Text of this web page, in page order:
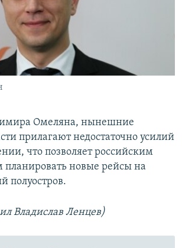
Омеляна, нынешние
прилагают недостаточно усилий
что позволяет российским
новые рейсы на
полуостров.
Владислав Ленцев)